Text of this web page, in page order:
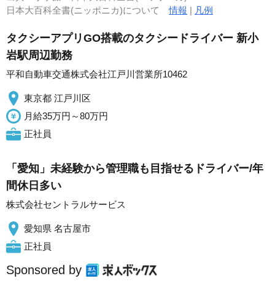
日本大百科全書(ニッポニカ)について情報 | 凡例
タクシーアプリGO搭載のタクシードライバー 新小
岩駅周辺勤務
平和自動車交通株式会社江戸川営業所10462
東京都 江戸川区
月給35万円～80万円
正社員
「愛知」未経験から管理職も目指せるドライバー/年
間休日多い
株式会社セントラルサービス
愛知県 名古屋市
正社員
Sponsored by